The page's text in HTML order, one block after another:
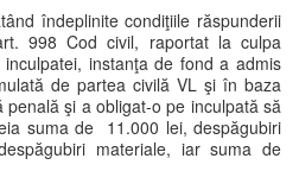
îndeplinite condiţiile răspunderii
998 Cod civil, raportat la culpa
instanţa de fond a admis
de partea civilă VL şi în baza
şi a obligat-o pe inculpată să
suma de 11.000 lei, despăgubiri
materiale, iar suma de